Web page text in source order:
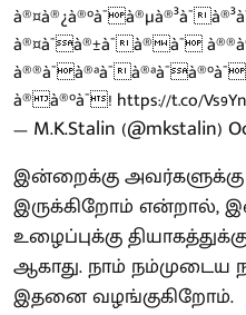
à®¤à¯à®±à¯à®à¯
à®à®°à¯! https://t.co/
— M.K.Stalin (@mkstalin)
இன்றைக்கு
இருக்கிறோம் என்றால்,
உழைப்புக்கு
ஆகாது. நாம்
இதனை வழங்குகிறோம்.